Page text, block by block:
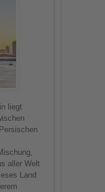
liegt
aller Welt
Land